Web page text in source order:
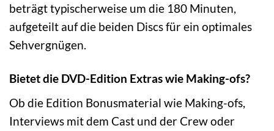
beträgt typischerweise um die 180 Minuten,
aufgeteilt auf die beiden Discs für ein optimales
Sehvergnügen.
Bietet die DVD-Edition Extras wie Making-ofs?
Ob die Edition Bonusmaterial wie Making-ofs,
Interviews mit dem Cast und der Crew oder